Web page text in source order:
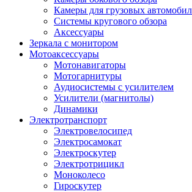
Камеры для грузовых
Системы кругового обзора
Аксессуары
Зеркала с монитором
Мотоаксессуары
Мотонавигаторы
Мотогарнитуры
Аудиосистемы с усилителем
Усилители (магнитолы)
Динамики
Электротранспорт
Электровелосипед
Электросамокат
Электроскутер
Электротрицикл
Моноколесо
Гироскутер